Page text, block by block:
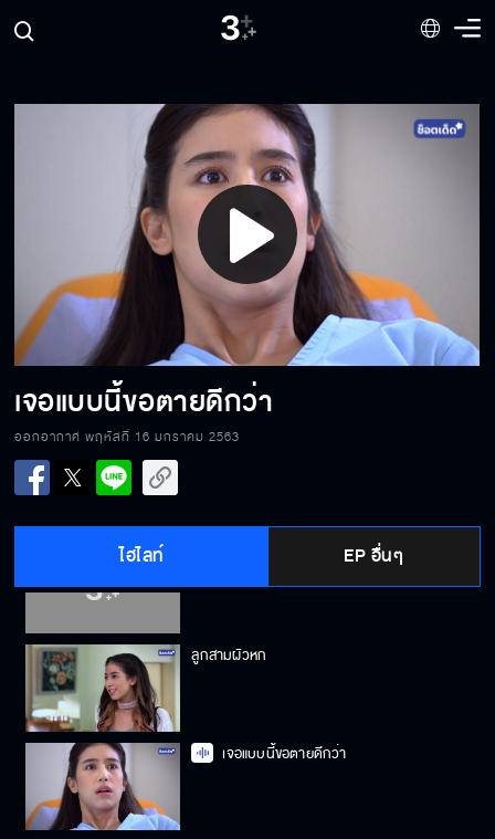
Play
Video
เจอแบบนี้ขอตายดีกว่า
ออกอากาศ พฤหัสที่ 16 มกราคม 2563
ไฮไลท์ EP อื่นๆ
ความจริงที่จะบอก(แต่ไม่ได้บอก)
การเซอร์ไพรส์ที่สุดแสนประทับใจ
อยากจีบหญิงให้ดูซีรีย์เกาหลี
ลูกสามผัวหก
เจอแบบนี้ขอตายดีกว่า